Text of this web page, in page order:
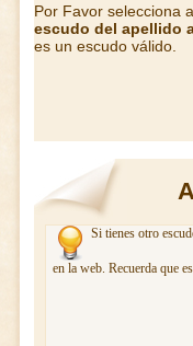
Por Favor selecciona
escudo del apellido
es un escudo válido.
Si tienes otro
en la web. Recuerda que